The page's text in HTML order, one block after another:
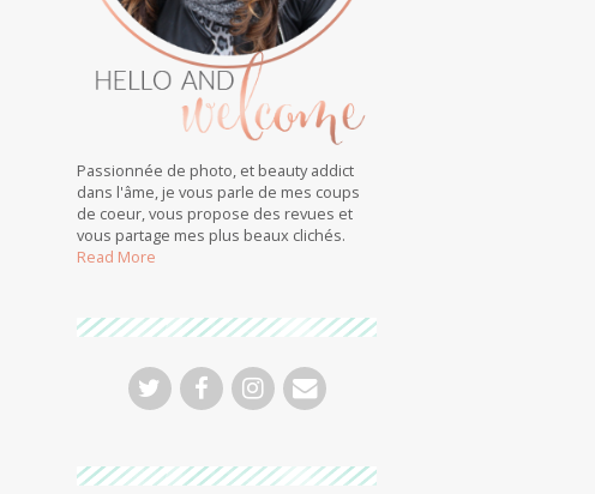
Passionnée de photo, et beauty addict
dans l'âme, je vous parle de mes coups
de coeur, vous propose des revues et
vous partage mes plus beaux clichés.
Read More